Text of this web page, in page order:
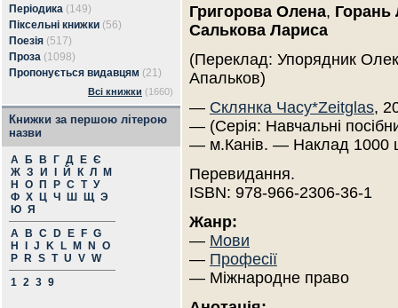
Періодика (149)
Піксельні книжки (56)
Поезія (517)
Проза (1098)
Пропонується видавцям (21)
Всі книжки (1660)
Книжки за першою літерою
назви
А Б В Г Д Е Є
Ж З И Й К Л
М
Н
О П Р С Т У
Ф Х Ц Ч Ш Щ Э
Ю Я
A
B C D E F G
H
J K L M N
O
P
R S T U V W
1 2 3 9
Григорова Олена,
Салькова Лариса
(Переклад: Упорядник
Апальков)
— Склянка Часу*Zeitglas,
— (Серія: Навчальні
— м.Канів. — Наклад 1000
Перевидання.
ISBN: 978-966-2306-36-1
Жанр:
— Мови
— Професії
— Міжнародне право